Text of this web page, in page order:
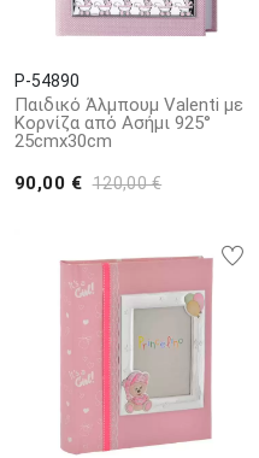
P-54890
Παιδικό Άλμπουμ Valenti με
Κορνίζα από Ασήμι 925°
25cmx30cm
90,00 € 120,00 €